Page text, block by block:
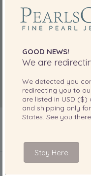
IN IHREM
GOOD NEWS!
We are
We detected you
redirecting you to
are listed in USD ($)
and shipping only
States. See you
Stay Here